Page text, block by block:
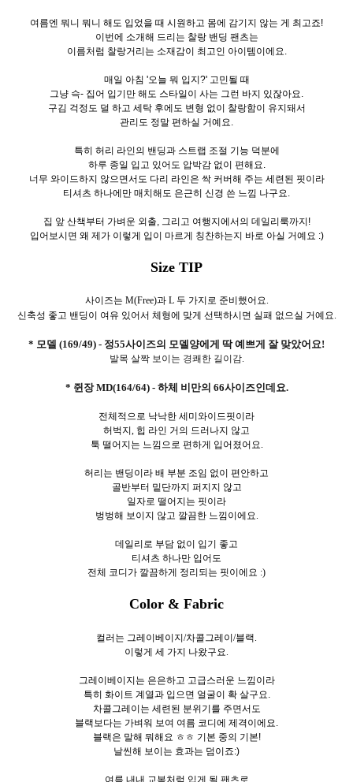
여름엔 뭐니 뭐니 해도 입었을 때 시원하고 몸에 감기지 않는 게 최고죠!
이번에 소개해 드리는 찰랑 밴딩 팬츠는
이름처럼 찰랑거리는 소재감이 최고인 아이템이에요.
매일 아침 '오늘 뭐 입지?' 고민될 때
그냥 슥- 집어 입기만 해도 스타일이 사는 그런 바지 있잖아요.
구김 걱정도 덜 하고 세탁 후에도 변형 없이 찰랑함이 유지돼서
관리도 정말 편하실 거예요.
특히 허리 라인의 밴딩과 스트랩 조절 기능 덕분에
하루 종일 입고 있어도 압박감 없이 편해요.
너무 와이드하지 않으면서도 다리 라인은 싹 커버해 주는 세련된 핏이라
티셔츠 하나에만 매치해도 은근히 신경 쓴 느낌 나구요.
집 앞 산책부터 가벼운 외출, 그리고 여행지에서의 데일리룩까지!
입어보시면 왜 제가 이렇게 입이 마르게 칭찬하는지 바로 아실 거예요 :)
Size TIP
사이즈는 M(Free)과 L 두 가지로 준비했어요.
신축성 좋고 밴딩이 여유 있어서 체형에 맞게 선택하시면 실패 없으실 거예요.
* 모델 (169/49) - 정55사이즈의 모델양에게 딱 예쁘게 잘 맞았어요!
발목 살짝 보이는 경쾌한 길이감.
* 쥔장 MD(164/64) - 하체 비만의 66사이즈인데요.
전체적으로 낙낙한 세미와이드핏이라
허벅지, 힙 라인 거의 드러나지 않고
툭 떨어지는 느낌으로 편하게 입어졌어요.
허리는 밴딩이라 배 부분 조임 없이 편안하고
골반부터 밑단까지 퍼지지 않고
일자로 떨어지는 핏이라
벙벙해 보이지 않고 깔끔한 느낌이에요.
데일리로 부담 없이 입기 좋고
티셔츠 하나만 입어도
전체 코디가 깔끔하게 정리되는 핏이에요 :)
Color & Fabric
컬러는 그레이베이지/차콜그레이/블랙.
이렇게 세 가지 나왔구요.
그레이베이지는 은은하고 고급스러운 느낌이라
특히 화이트 계열과 입으면 얼굴이 확 살구요.
차콜그레이는 세련된 분위기를 주면서도
블랙보다는 가벼워 보여 여름 코디에 제격이에요.
블랙은 말해 뭐해요 ㅎㅎ 기본 중의 기본!
날씬해 보이는 효과는 덤이죠:)